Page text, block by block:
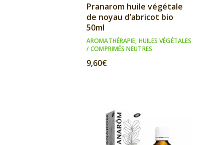
Pranarom huile végétale
de noyau d’abricot bio
50ml
AROMATHÉRAPIE, HUILES VÉGÉTALES
/ COMPRIMÉS NEUTRES
9,60€